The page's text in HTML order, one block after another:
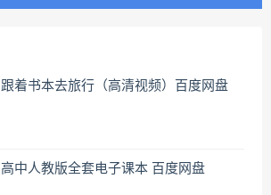
跟着书本去旅行（高清视频）百度网盘
高中人教版全套电子课本 百度网盘